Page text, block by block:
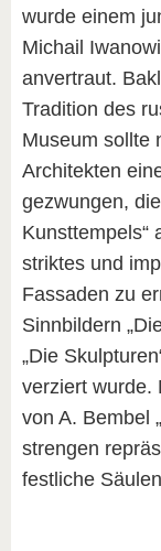
wurde einem
Michail
anvertraut.
Tradition des
Museum sollte
Architekten
gezwungen,
Kunsttempels“
striktes und
Fassaden zu
Sinnbildern
„Die
verziert wurde.
von A. Bembel
strengen
festliche